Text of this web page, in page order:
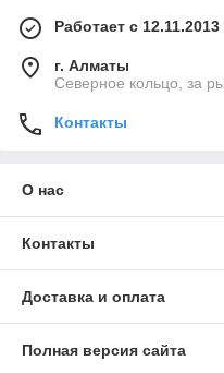
Работает с 12.11.2013
г. Алматы
Северное кольцо, за
Контакты
О нас
Контакты
Доставка и оплата
Полная версия сайта